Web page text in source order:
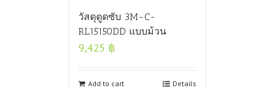
วัสดุดูดซับ 3M-C-
RL15150DD แบบม้วน
9,425 ฿
Add to cart Details